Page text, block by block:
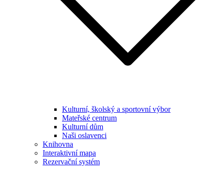
Kulturní, školský a sportovní výbor
Mateřské centrum
Kulturní dům
Naši oslavenci
Knihovna
Interaktivní mapa
Rezervační systém